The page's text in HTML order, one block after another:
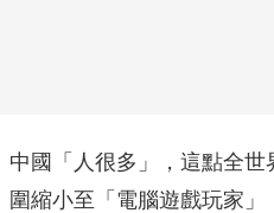
中國「人很多」，這點全
圍縮小至「電腦遊戲玩家